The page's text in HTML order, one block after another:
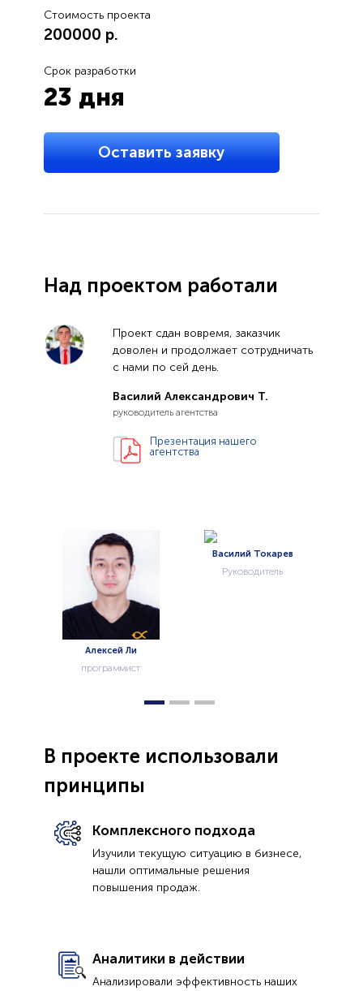
Стоимость проекта
200000 p.
Срок разработки
23 дня
Оставить заявку
Над проектом работали
Проект сдан вовремя, заказчик
доволен и продолжает сотрудничать
с нами по сей день.
Василий Александрович Т.
руководитель агентства
Презентация нашего
агентства
Василий Токарев
Руководитель
В проекте использовали
принципы
Комплексного подхода
Изучили текущую ситуацию в бизнесе,
нашли оптимальные решения
повышения продаж.
Аналитики в действии
Анализировали эффективность наших